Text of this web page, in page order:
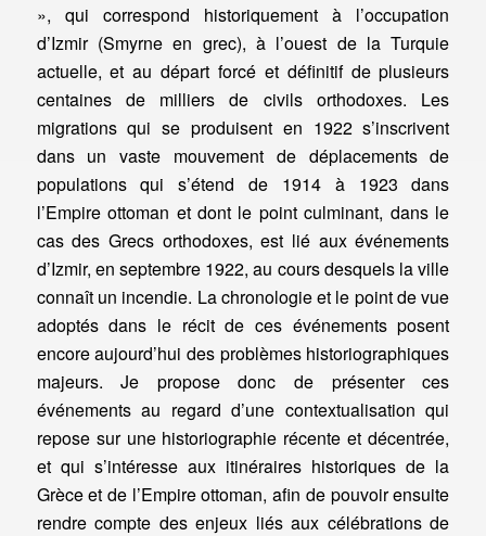
», qui correspond historiquement à l’occupation
d’Izmir (Smyrne en grec), à l’ouest de la Turquie
actuelle, et au départ forcé et définitif de plusieurs
centaines de milliers de civils orthodoxes. Les
migrations qui se produisent en 1922 s’inscrivent
dans un vaste mouvement de déplacements de
populations qui s’étend de 1914 à 1923 dans
l’Empire ottoman et dont le point culminant, dans le
cas des Grecs orthodoxes, est lié aux événements
d’Izmir, en septembre 1922, au cours desquels la ville
connaît un incendie. La chronologie et le point de vue
adoptés dans le récit de ces événements posent
encore aujourd’hui des problèmes historiographiques
majeurs. Je propose donc de présenter ces
événements au regard d’une contextualisation qui
repose sur une historiographie récente et décentrée,
et qui s’intéresse aux itinéraires historiques de la
Grèce et de l’Empire ottoman, afin de pouvoir ensuite
rendre compte des enjeux liés aux célébrations de